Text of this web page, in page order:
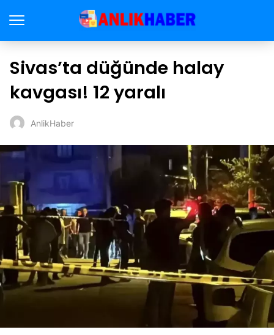
Sivas’ta düğünde halay
kavgası! 12 yaralı
AnlikHaber